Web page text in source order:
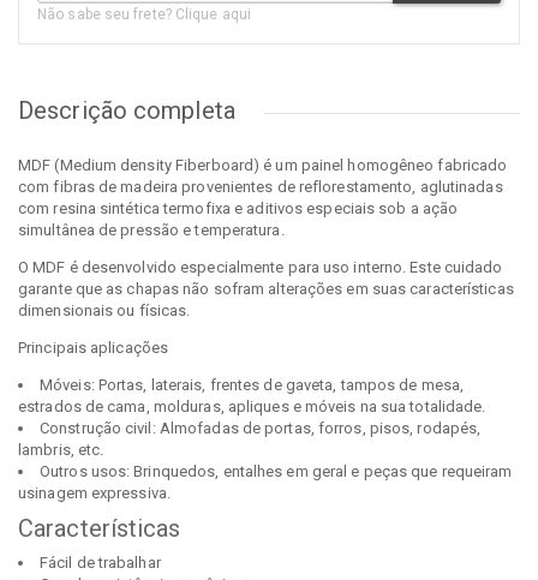
Não sabe seu frete? Clique aqui
Descrição completa
MDF (Medium density Fiberboard) é um painel homogêneo fabricado
com fibras de madeira provenientes de reflorestamento, aglutinadas
com resina sintética termofixa e aditivos especiais sob a ação
simultânea de pressão e temperatura.
O MDF é desenvolvido especialmente para uso interno. Este cuidado
garante que as chapas não sofram alterações em suas características
dimensionais ou físicas.
Principais aplicações
Móveis: Portas, laterais, frentes de gaveta, tampos de mesa,
estrados de cama, molduras, apliques e móveis na sua totalidade.
Construção civil: Almofadas de portas, forros, pisos, rodapés,
lambris, etc.
Outros usos: Brinquedos, entalhes em geral e peças que requeiram
usinagem expressiva.
Características
Fácil de trabalhar